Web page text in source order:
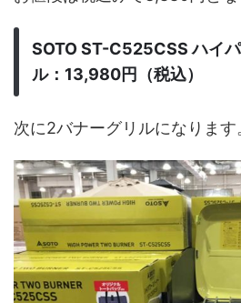
SOTO ST-C525CSS ハイ
ル：13,980円（税込）
次に2バナーグリルになります